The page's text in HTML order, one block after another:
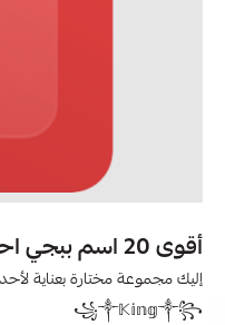
أقوى 20 اسم ببجي احتراف 2026 جاهز ومميز
إليك مجموعة مختارة بعناية لأحدث وأقوى أسماء ببجي فخمة 2025،
꧁༒𝕂𝕚𝕟𝕘༒꧂